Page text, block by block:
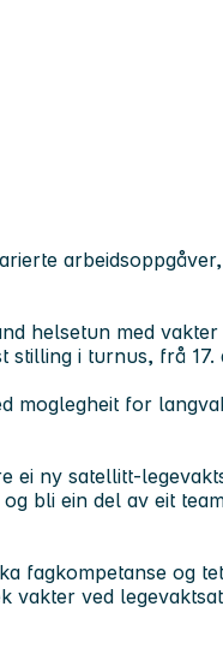
helsetun med
stilling i turnus, frå 17.
moglegheit for
ei ny satellitt-
bli ein del av eit
fagkompetanse og
vakter ved